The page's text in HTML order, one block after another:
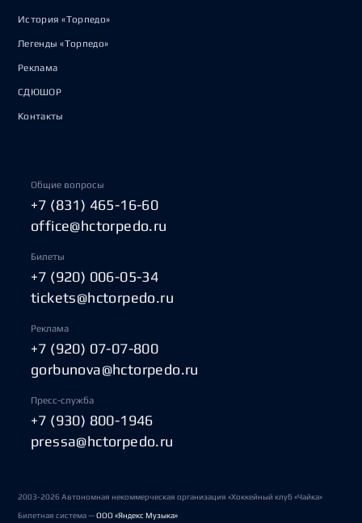
История «Торпедо»
Легенды «Торпедо»
Реклама
СДЮШОР
Контакты
Общие вопросы
+7 (831) 465-16-60
office@hctorpedo.ru
Билеты
+7 (920) 006-05-34
tickets@hctorpedo.ru
Реклама
+7 (920) 07-07-800
gorbunova@hctorpedo.ru
Пресс-служба
+7 (930) 800-1946
pressa@hctorpedo.ru
2003-2026 Автономная некоммерческая организация «Хоккейный клуб «Чайка»
Билетная система —ООО «Яндекс Музыка»